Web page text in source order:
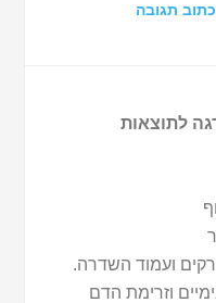
כתוב תגובה
לתוצאות
ועמוד השדרה.
וזרימת הדם